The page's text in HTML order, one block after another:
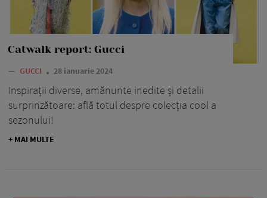
Catwalk report: Gucci
— GUCCI 28 ianuarie 2024
Inspirații diverse, amănunte inedite și detalii
surprinzătoare: află totul despre colecția cool a
sezonului!
+ MAI MULTE